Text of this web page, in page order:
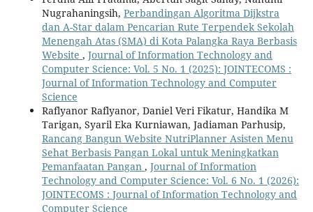
Nugrahaningsih, Perbandingan Algoritma Dijkstra
dan A-Star dalam Pencarian Rute Terpendek Sekolah
Menengah Atas (SMA) di Kota Palangka Raya Berbasis
Website , Journal of Information Technology and
Computer Science: Vol. 5 No. 1 (2025): JOINTECOMS :
Journal of Information Technology and Computer
Science
Raflyanor Raflyanor, Daniel Veri Fikatur, Handika M
Tarigan, Syaril Eka Kurniawan, Jadiaman Parhusip,
Rancang Bangun Website NutriPlanner Asisten Menu
Sehat Berbasis Pangan Lokal untuk Meningkatkan
Pemanfaatan Pangan , Journal of Information
Technology and Computer Science: Vol. 6 No. 1 (2026):
JOINTECOMS : Journal of Information Technology and
Computer Science